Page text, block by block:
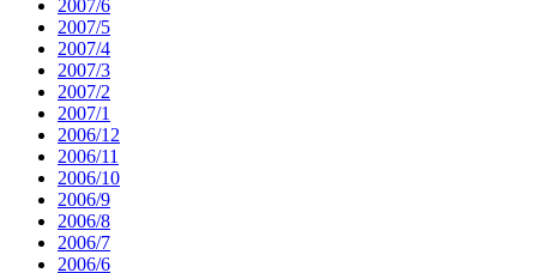
2007/6
2007/5
2007/4
2007/3
2007/2
2007/1
2006/12
2006/11
2006/10
2006/9
2006/8
2006/7
2006/6